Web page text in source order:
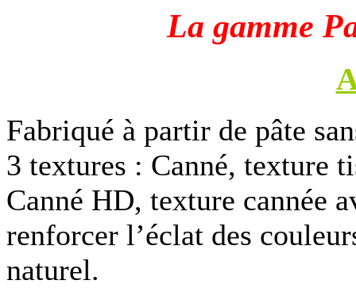
La gamme
Fabriqué à partir de pâte
3 textures : Canné, texture
Canné HD, texture cannée
renforcer l’éclat des
naturel.